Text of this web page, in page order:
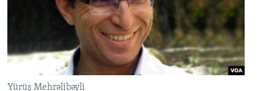
Yürüş Mehrəlibəyli